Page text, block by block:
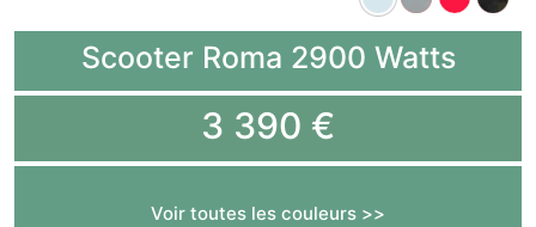
Scooter Roma 2900 Watts
3 390 €
Voir toutes les couleurs >>